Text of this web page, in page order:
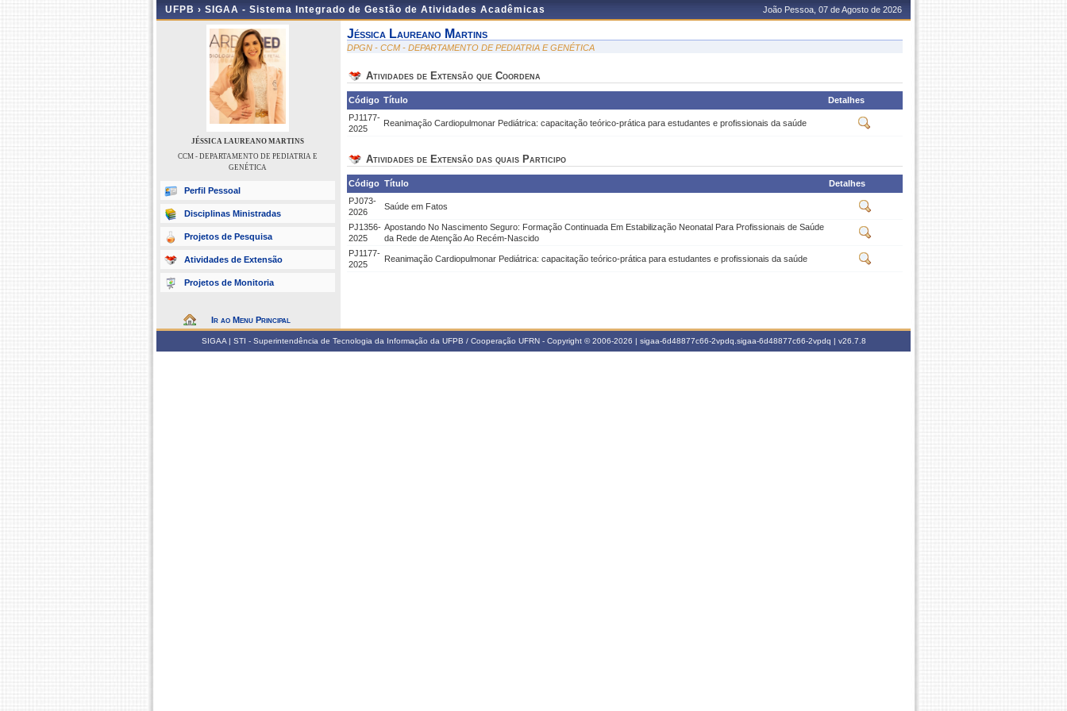
UFPB › SIGAA - Sistema Integrado de Gestão de Atividades Acadêmicas João Pessoa, 07 de Agosto de 2026
JÉSSICA LAUREANO MARTINS
CCM - DEPARTAMENTO DE PEDIATRIA E
GENÉTICA
Perfil Pessoal
Disciplinas Ministradas
Projetos de Pesquisa
Atividades de Extensão
Projetos de Monitoria
Ir ao Menu Principal
Jéssica Laureano Martins
DPGN - CCM - DEPARTAMENTO DE PEDIATRIA E GENÉTICA
Atividades de Extensão que Coordena
Código Título
Detalhes
PJ1177-
2025
Reanimação Cardiopulmonar Pediátrica: capacitação teórico-prática para estudantes e profissionais da saúde
Atividades de Extensão das quais Participo
Código Título
Detalhes
PJ073-
2026
Saúde em Fatos
PJ1356-
2025
Apostando No Nascimento Seguro: Formação Continuada Em Estabilização Neonatal Para Profissionais de Saúde
da Rede de Atenção Ao Recém-Nascido
PJ1177-
2025
Reanimação Cardiopulmonar Pediátrica: capacitação teórico-prática para estudantes e profissionais da saúde
SIGAA | STI - Superintendência de Tecnologia da Informação da UFPB / Cooperação UFRN - Copyright © 2006-2026 | sigaa-6d48877c66-2vpdq.sigaa-6d48877c66-2vpdq | v26.7.8